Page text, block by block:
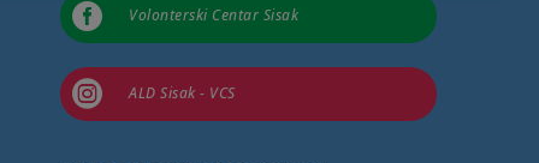
 Volonterski Centar Sisak
 ALD Sisak - VCS